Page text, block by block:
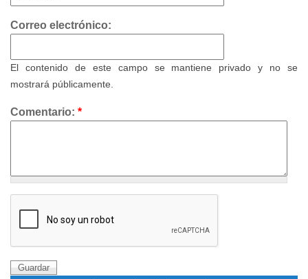
Correo electrónico:
El contenido de este campo se mantiene privado y no se
mostrará públicamente.
Comentario: *